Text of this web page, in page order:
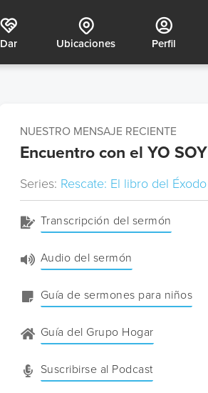
Perfil
Ubicaciones
Dar
NUESTRO MENSAJE RECIENTE
Encuentro con el YO SOY
Series: Rescate: El libro del Éxodo
Transcripción del sermón
Audio del sermón
Guía de sermones para niños
Guía del Grupo Hogar
Suscribirse al Podcast